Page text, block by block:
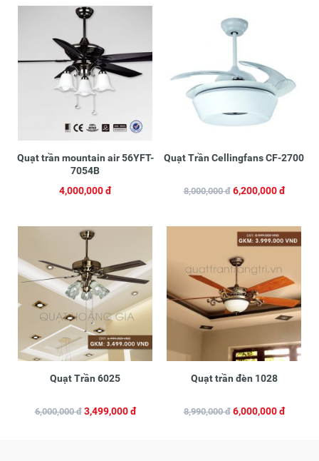
Quạt trần mountain air 56YFT-
7054B
4,000,000 đ
Quạt Trần Cellingfans CF-2700
8,000,000 đ 6,200,000 đ
Quạt Trần 6025
6,000,000 đ 3,499,000 đ
Quạt trần đèn 1028
8,990,000 đ 6,000,000 đ